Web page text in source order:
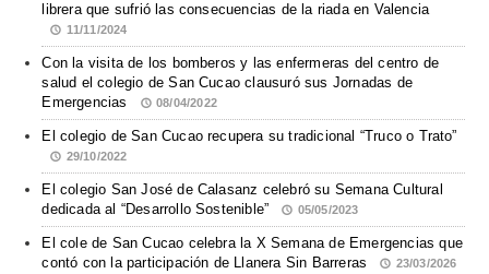
librera que sufrió las consecuencias de la riada en Valencia
11/11/2024
Con la visita de los bomberos y las enfermeras del centro de
salud el colegio de San Cucao clausuró sus Jornadas de
Emergencias
08/04/2022
El colegio de San Cucao recupera su tradicional “Truco o Trato”
29/10/2022
El colegio San José de Calasanz celebró su Semana Cultural
dedicada al “Desarrollo Sostenible”
05/05/2023
El cole de San Cucao celebra la X Semana de Emergencias que
contó con la participación de Llanera Sin Barreras
23/03/2026